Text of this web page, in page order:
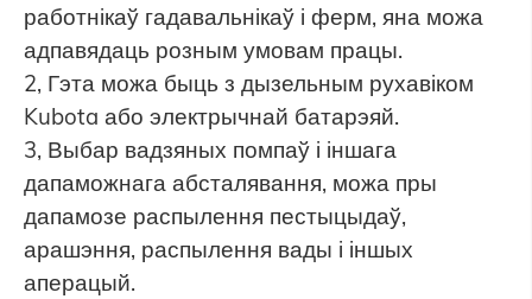
работнікаў гадавальнікаў і ферм, яна можа
адпавядаць розным умовам працы.
2, Гэта можа быць з дызельным рухавіком
Kubota або электрычнай батарэяй.
3, Выбар вадзяных помпаў і іншага
дапаможнага абсталявання, можа пры
дапамозе распылення пестыцыдаў,
арашэння, распылення вады і іншых
аперацый.